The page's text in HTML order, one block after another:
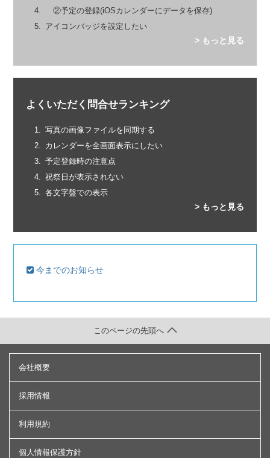
②予定の登録(iOSカレンダーにデータを保存)
アイコンバッジを設定したい
> もっと見る
よくいただく問合せランキング
写真の画像ファイルを同期する
カレンダーを全画面表示にしたい
予定登録時の注意点
祝祭日が表示されない
各文字盤での表示
> もっと見る
今までのお知らせ
会社概要
採用情報
利用規約
個人情報保護方針
このページの先頭へ